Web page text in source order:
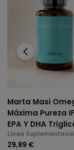
Marta Masi Omega 3 |
Máxima Pureza
EPA Y DHA
(60 Perlas)
Línea
Masi
29,89 €
‹